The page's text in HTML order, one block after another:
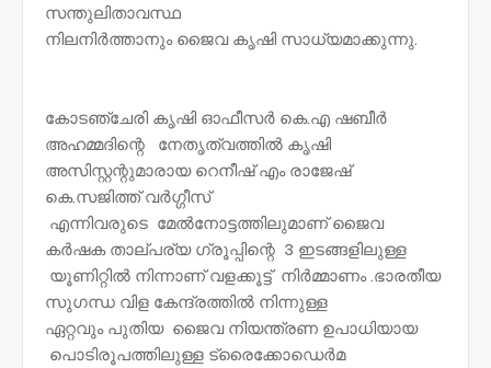
സന്തുലിതാവസ്ഥ
നിലനിർത്താനും ജൈവ കൃഷി സാധ്യമാക്കുന്നു.
കോടഞ്ചേരി കൃഷി ഓഫീസർ കെ.എ ഷബീർ
അഹമ്മദിന്റെ നേതൃത്വത്തിൽ കൃഷി
അസിസ്റ്റന്റുമാരായ റെനീഷ് എം രാജേഷ്
കെ.സജിത്ത് വർഗ്ഗീസ്
എന്നിവരുടെ മേൽനോട്ടത്തിലുമാണ് ജൈവ
കർഷക താല്പര്യ ഗ്രൂപ്പിന്റെ 3 ഇടങ്ങളിലുള്ള
യൂണിറ്റിൽ നിന്നാണ് വളക്കൂട്ട് നിർമ്മാണം .ഭാരതീയ
സുഗന്ധ വിള കേന്ദ്രത്തിൽ നിന്നുള്ള
ഏറ്റവും പുതിയ ജൈവ നിയന്ത്രണ ഉപാധിയായ
പൊടിരൂപത്തിലുള്ള ട്രൈക്കോഡെർമ